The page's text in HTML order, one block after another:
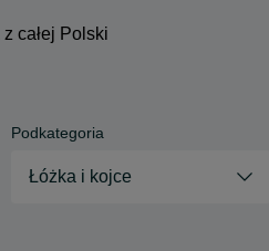
całej Polski
Podkategoria
Łóżka i kojce